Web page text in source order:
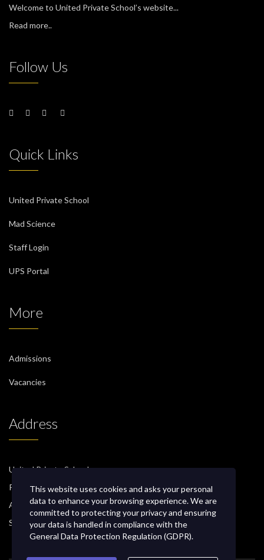
Welcome to United Private School’s website...
Read more..
Follow Us
Quick Links
United Private School
Mad Science
Staff Login
UPS Portal
More
Admissions
Vacancies
Address
United Private School
P.O. Box 471, PC 130
Athaiba
Sultanate of Oman
This website uses cookies and asks your personal
data to enhance your browsing experience. We are
committed to protecting your privacy and ensuring
your data is handled in compliance with the
General Data Protection Regulation (GDPR).